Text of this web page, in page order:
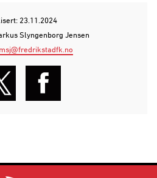
23.11.2024
Slyngenborg Jensen
msj@fredrikstadfk.no